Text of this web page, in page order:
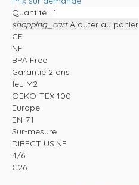
Quantité :
shopping_cart Ajouter au panier
CE
NF
BPA Free
Garantie 2 ans
feu M2
OEKO-TEX 100
Europe
EN-71
Sur-mesure
DIRECT USINE
4/6
C26